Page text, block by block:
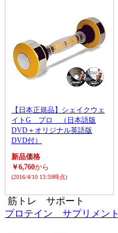
【日本正規品】シェイクウェ
イトG プロ （日本語版
DVD＋オリジナル英語版
DVD付）
新品価格
￥6,760から
(2016/4/10 13:59時点)
筋トレ サポート
プロテイン サプリメント